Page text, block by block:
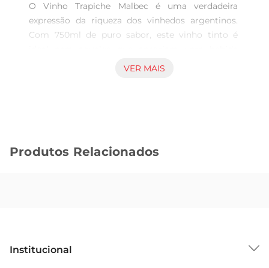
O Vinho Trapiche Malbec é uma verdadeira
expressão da riqueza dos vinhedos argentinos.
Com 750ml de puro sabor, este vinho tinto é
encorpada e cheia de personalidade. A uva
Este vinho apresenta uma coloração intensa, com
estrutura equilibrada, taninos macios e um final
VER MAIS
Produtos Relacionados
Institucional